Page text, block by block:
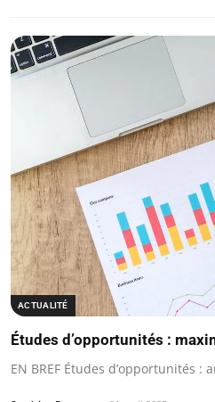
ACTUALITÉ
Études d’opportunités :
EN BREF Études d’opportunités